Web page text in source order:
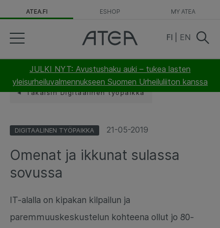
ATEA.FI ESHOP MY ATEA
JULKI NYT: Avustushaku auki – tukea lasten
yleisurheiluvalmennukseen Suomen Urheiluliiton kanssa
FI EN
Takaisin Digitaalinen työpaikka
DIGITAALINEN TYÖPAIKKA 21-05-2019
Omenat ja ikkunat sulassa
sovussa
IT-alalla on kipakan kilpailun ja
paremmuuskeskustelun kohteena ollut jo 80-